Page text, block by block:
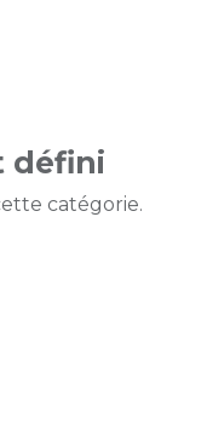
défini
catégorie.